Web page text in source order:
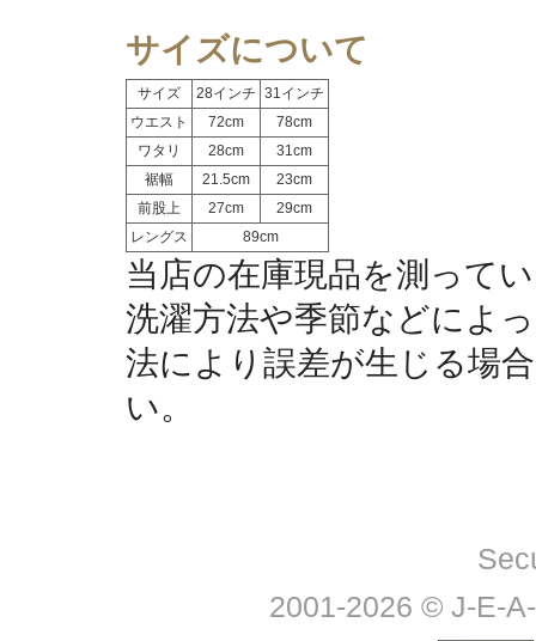
サイズについて
サイズ 28インチ 31インチ
ウエスト
72cm
78cm
ワタリ
28cm
31cm
裾幅
21.5cm
23cm
前股上
27cm
29cm
レングス
89cm
当店の在庫現品を測って
洗濯方法や季節などによ
法により誤差が生じる場
い。
2001-2026 © J-E-